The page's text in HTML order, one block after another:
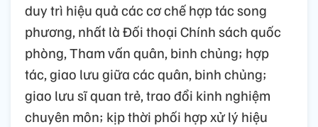
duy trì hiệu quả các cơ chế hợp tác song
phương, nhất là Đối thoại Chính sách quốc
phòng, Tham vấn quân, binh chủng; hợp
tác, giao lưu giữa các quân, binh chủng;
giao lưu sĩ quan trẻ, trao đổi kinh nghiệm
chuyên môn; kịp thời phối hợp xử lý hiệu